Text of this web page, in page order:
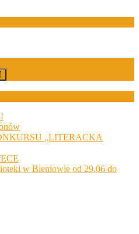
„LITERACKA
w Bieniowie od 29.06 do